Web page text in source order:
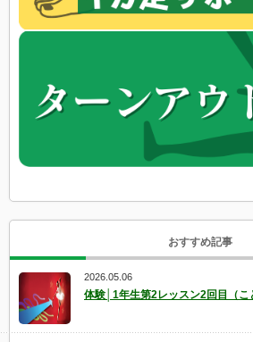
おすすめ記事
2026.05.06
体験│1年生第2レッスン2回目（こ